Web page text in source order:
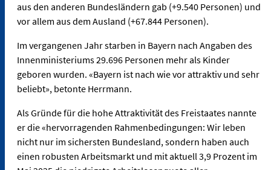
aus den anderen Bundesländern gab (+9.540 Personen) und
vor allem aus dem Ausland (+67.844 Personen).
Im vergangenen Jahr starben in Bayern nach Angaben des
Innenministeriums 29.696 Personen mehr als Kinder
geboren wurden. «Bayern ist nach wie vor attraktiv und sehr
beliebt», betonte Herrmann.
Als Gründe für die hohe Attraktivität des Freistaates nannte
er die «hervorragenden Rahmenbedingungen: Wir leben
nicht nur im sichersten Bundesland, sondern haben auch
einen robusten Arbeitsmarkt und mit aktuell 3,9 Prozent im